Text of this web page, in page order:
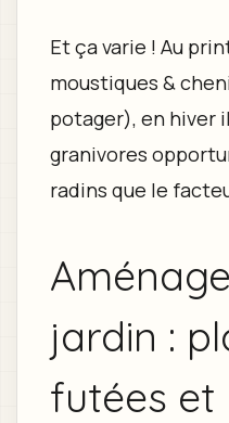
Et ça varie ! Au
moustiques &
potager), en hiver
granivores
radins que le
jardin :
futées et